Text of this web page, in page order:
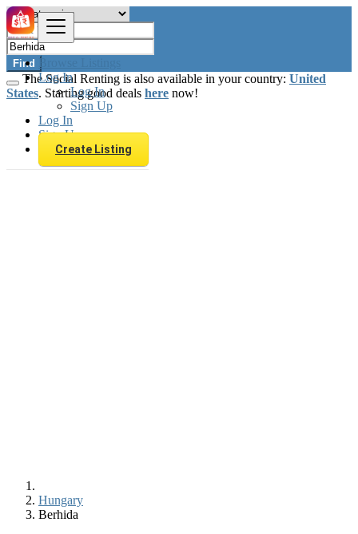
Browse Listings
Log In
Log In
Sign Up
Log In
Sign Up
Create Listing
Find
The Social Renting is also available in your country: United
States. Starting good deals here now!
Hungary
Berhida